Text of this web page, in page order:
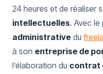
24 heures et de réaliser
intellectuelles. Avec
administrative du
à son entreprise de
l’élaboration du contrat